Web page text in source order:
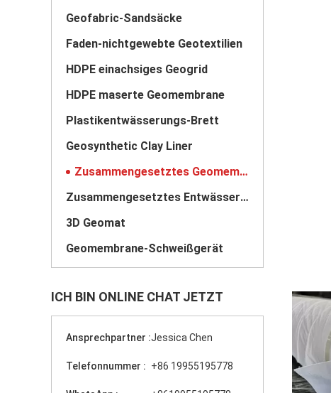
Geofabric-Sandsäcke
Faden-nichtgewebte Geotextilien
HDPE einachsiges Geogrid
HDPE maserte Geomembrane
Plastikentwässerungs-Brett
Geosynthetic Clay Liner
Zusammengesetztes Geomembrane
Zusammengesetztes Entwässerungs-Netz
3D Geomat
Geomembrane-Schweißgerät
ICH BIN ONLINE CHAT JETZT
Ansprechpartner :Jessica Chen
Telefonnummer : +86 19955195778